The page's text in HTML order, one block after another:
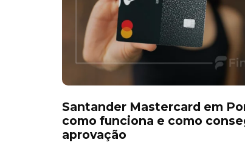
Santander Mastercard em
como funciona e como
aprovação